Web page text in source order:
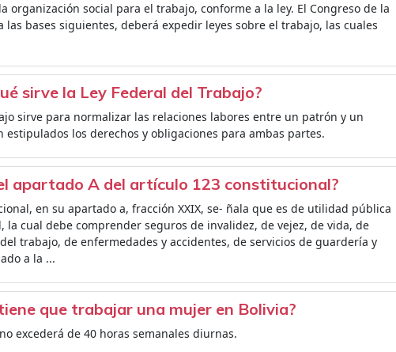
organización social para el trabajo, conforme a la ley. El Congreso de la
las bases siguientes, deberá expedir leyes sobre el trabajo, las cuales
sirve la Ley Federal del Trabajo?
sirve para normalizar las relaciones labores entre un patrón y un
estipulados los derechos y obligaciones para ambas partes.
apartado A del artículo 123 constitucional?
en su apartado a, fracción XXIX, se- ñala que es de utilidad pública
la cual debe comprender seguros de invalidez, de vejez, de vida, de
trabajo, de enfermedades y accidentes, de servicios de guardería y
a la ...
que trabajar una mujer en Bolivia?
excederá de 40 horas semanales diurnas.